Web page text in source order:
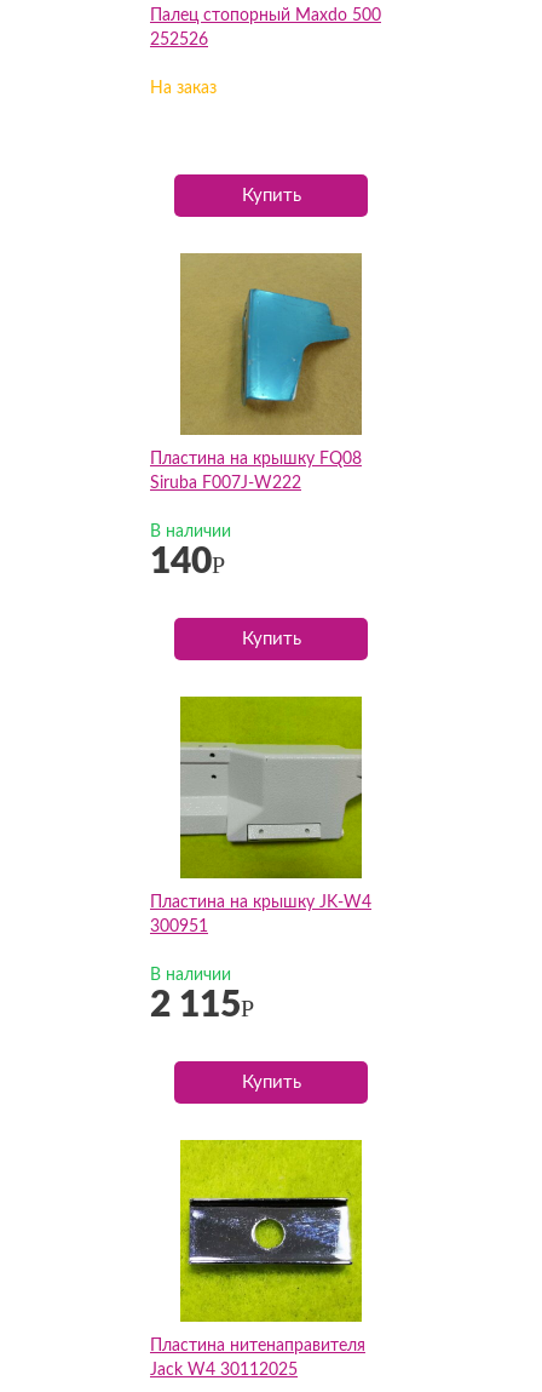
Палец стопорный Maxdo 500
252526
На заказ
Купить
Пластина на крышку FQ08
Siruba F007J-W222
В наличии
140Р
Купить
Пластина на крышку JK-W4
300951
В наличии
2 115Р
Купить
Пластина нитенаправителя
Jack W4 30112025